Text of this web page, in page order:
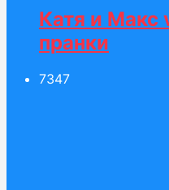
Катя и Макс
пранки
7347